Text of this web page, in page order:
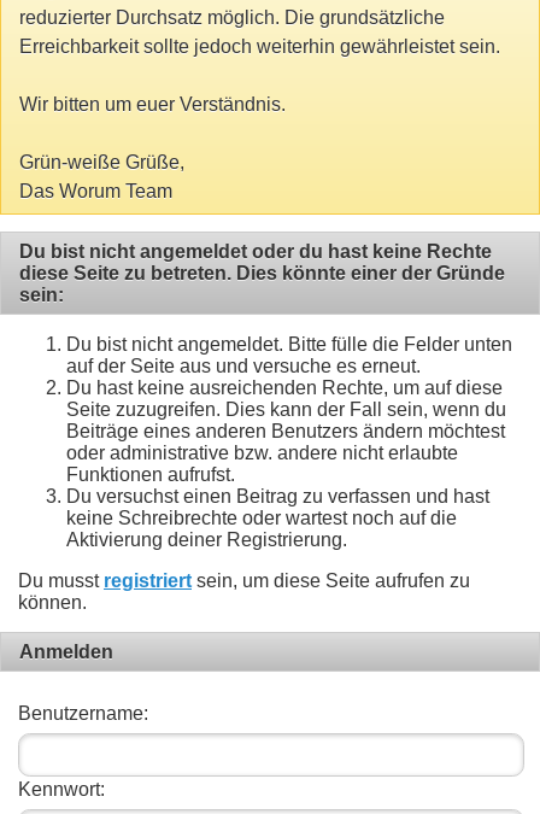
reduzierter Durchsatz möglich. Die grundsätzliche
Erreichbarkeit sollte jedoch weiterhin gewährleistet sein.
Wir bitten um euer Verständnis.
Grün-weiße Grüße,
Das Worum Team
Du bist nicht angemeldet oder du hast keine Rechte
diese Seite zu betreten. Dies könnte einer der Gründe
sein:
Du bist nicht angemeldet. Bitte fülle die Felder unten
auf der Seite aus und versuche es erneut.
Du hast keine ausreichenden Rechte, um auf diese
Seite zuzugreifen. Dies kann der Fall sein, wenn du
Beiträge eines anderen Benutzers ändern möchtest
oder administrative bzw. andere nicht erlaubte
Funktionen aufrufst.
Du versuchst einen Beitrag zu verfassen und hast
keine Schreibrechte oder wartest noch auf die
Aktivierung deiner Registrierung.
Du musst registriert sein, um diese Seite aufrufen zu
können.
Anmelden
Benutzername:
Kennwort: